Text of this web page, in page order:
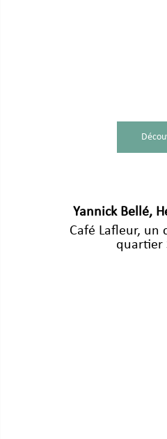
Yannick Bellé,
Café Lafleur, un
quartier